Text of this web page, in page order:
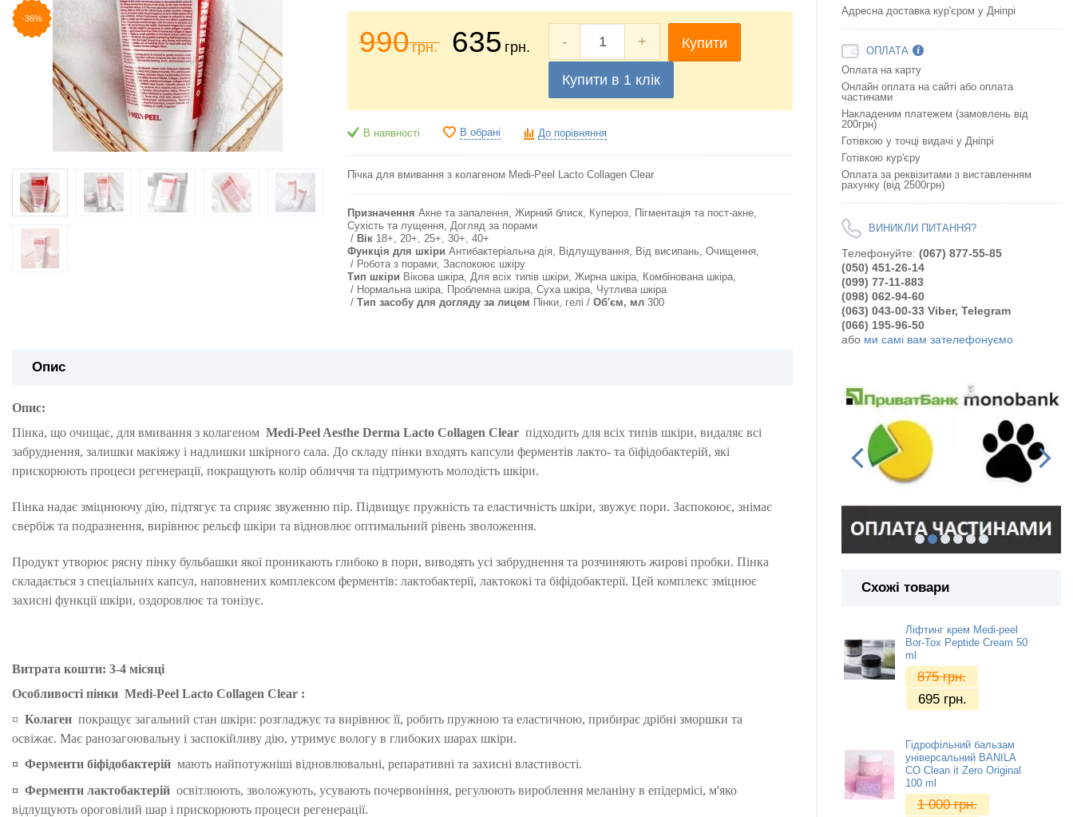
-36%
990грн. 635 грн. - + Купити
Купити в 1 клік
В наявності В обрані До порівняння
Пічка для вмивання з колагеном Medi-Peel Lacto Collagen Clear
Призначення Акне та запалення, Жирний блиск, Купероз, Пігментація та пост-акне,
Сухість та лущення, Догляд за порами
Вік 18+, 20+, 25+, 30+, 40+
Функція для шкіри Антибактеріальна дія, Відлущування, Від висипань, Очищення,
Робота з порами, Заспокоює шкіру
Тип шкіри Вікова шкіра, Для всіх типів шкіри, Жирна шкіра, Комбінована шкіра,
Нормальна шкіра, Проблемна шкіра, Суха шкіра, Чутлива шкіра
Тип засобу для догляду за лицем Пінки, гелі Об'єм, мл 300
Опис
Опис:
Пінка, що очищає, для вмивання з колагеном Medi-Peel Aesthe Derma Lacto Collagen Clear підходить для всіх типів шкіри, видаляє всі
забруднення, залишки макіяжу і надлишки шкірного сала. До складу пінки входять капсули ферментів лакто- та біфідобактерій, які
прискорюють процеси регенерації, покращують колір обличчя та підтримують молодість шкіри.
Пінка надає зміцнюючу дію, підтягує та сприяє звуженню пір. Підвищує пружність та еластичність шкіри, звужує пори. Заспокоює, знімає
свербіж та подразнення, вирівнює рельєф шкіри та відновлює оптимальний рівень зволоження.
Продукт утворює рясну пінку бульбашки якої проникають глибоко в пори, виводять усі забруднення та розчиняють жирові пробки. Пінка
складається з спеціальних капсул, наповнених комплексом ферментів: лактобактерії, лактококі та біфідобактерії. Цей комплекс зміцнює
захисні функції шкіри, оздоровлює та тонізує.
Витрата кошти: 3-4 місяці
Особливості пінки Medi-Peel Lacto Collagen Clear :
¤ Колаген покращує загальний стан шкіри: розгладжує та вирівнює її, робить пружною та еластичною, прибирає дрібні зморшки та
освіжає. Має ранозагоювальну і заспокійливу дію, утримує вологу в глибоких шарах шкіри.
¤ Ферменти біфідобактерій мають найпотужніші відновлювальні, репаративні та захисні властивості.
¤ Ферменти лактобактерій освітлюють, зволожують, усувають почервоніння, регулюють вироблення меланіну в епідермісі, м'яко
відлущують ороговілий шар і прискорюють процеси регенерації.
Адресна доставка кур'єром у Дніпрі
ОПЛАТА
Оплата на карту
Онлайн оплата на сайтi або оплата
частинами
Накладеним платежем (замовлень від
200грн)
Готівкою у точці видачі у Дніпрі
Готівкою кур'єру
Оплата за реквізитами з виставленням
рахунку (від 2500грн)
ВИНИКЛИ ПИТАННЯ?
Телефонуйте: (067) 877-55-85
(050) 451-26-14
(099) 77-11-883
(098) 062-94-60
(063) 043-00-33 Viber, Telegram
(066) 195-96-50
або ми самі вам зателефонуємо
Схожі товари
Ліфтинг крем Medi-peel
Bor-Tox Peptide Cream 50
ml
875грн.
695 грн.
Гідрофільний бальзам
універсальний BANILA
CO Clean it Zero Original
100 ml
1 000грн.